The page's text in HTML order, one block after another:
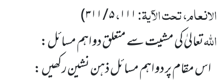
الانعام، تحت الآیۃ:۱۱۱،۵/۳۱۱)
اللہتعالیٰ کی مشیت سے متعلق دو اہم مسائل:
اس مقام پر دو اہم مسائل ذہن نشین رکھیں :